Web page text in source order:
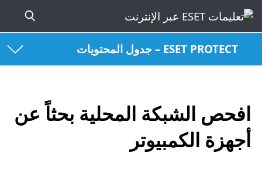
ESET PROTECT – جدول المحتويات
افحص الشبكة المحلية بحثاً عن
أجهزة الكمبيوتر